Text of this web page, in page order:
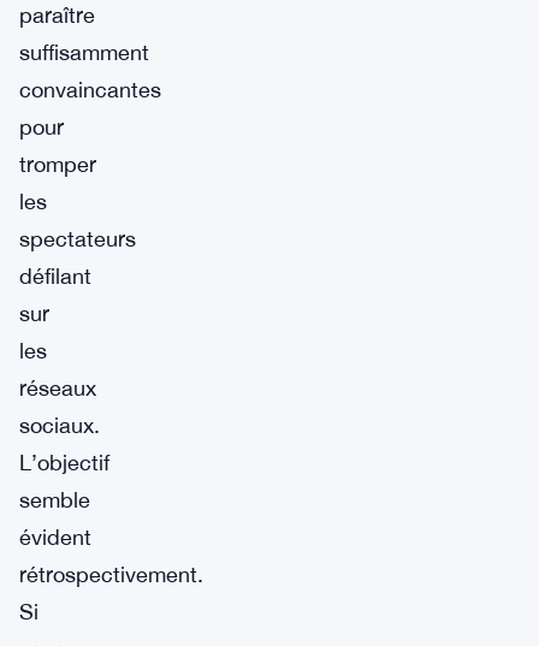
paraître
suffisamment
convaincantes
pour
tromper
les
spectateurs
défilant
sur
les
réseaux
sociaux.
L’objectif
semble
évident
rétrospectivement.
Si